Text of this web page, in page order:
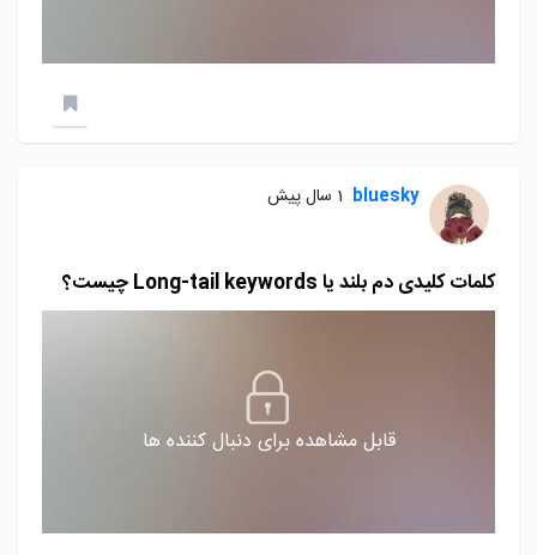
bluesky 1 سال پیش
کلمات کلیدی دم بلند یا Long-tail keywords چیست؟
قابل مشاهده برای دنبال کننده ها